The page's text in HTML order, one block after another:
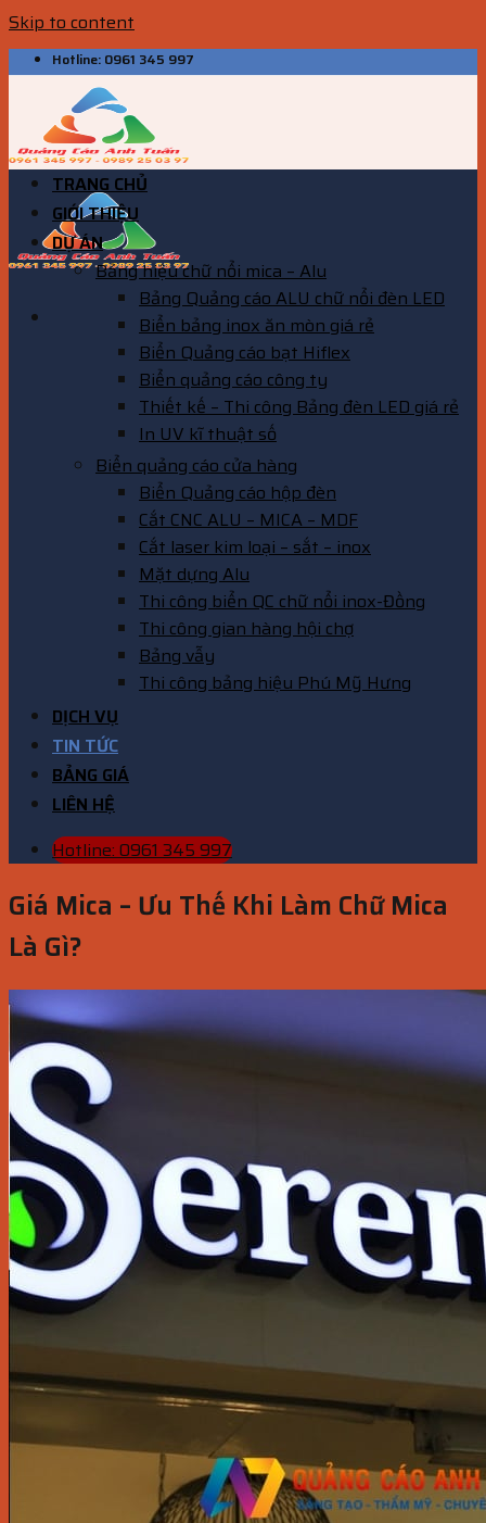
Skip to content
Hotline: 0961 345 997
TRANG CHỦ
GIỚI THIỆU
DỰ ÁN
Bảng hiệu chữ nổi mica – Alu
Bảng Quảng cáo ALU chữ nổi đèn LED
Biển bảng inox ăn mòn giá rẻ
Biển Quảng cáo bạt Hiflex
Biển quảng cáo công ty
Thiết kế – Thi công Bảng đèn LED giá rẻ
In UV kĩ thuật số
Biển quảng cáo cửa hàng
Biển Quảng cáo hộp đèn
Cắt CNC ALU – MICA – MDF
Cắt laser kim loại – sắt – inox
Mặt dựng Alu
Thi công biển QC chữ nổi inox-Đồng
Thi công gian hàng hội chợ
Bảng vẫy
Thi công bảng hiệu Phú Mỹ Hưng
DỊCH VỤ
TIN TỨC
BẢNG GIÁ
LIÊN HỆ
Hotline: 0961 345 997
Giá Mica – Ưu Thế Khi Làm Chữ Mica
Là Gì?